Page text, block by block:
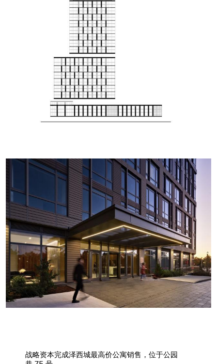
战略资本完成泽西城最高价公寓销售，位于公园